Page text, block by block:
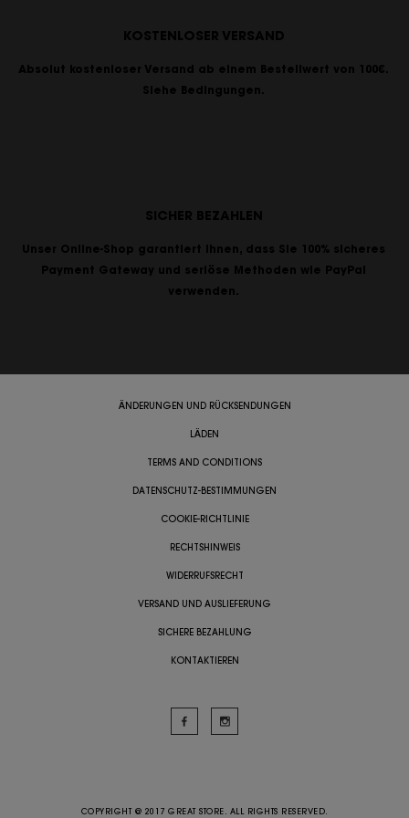
KOSTENLOSER VERSAND
Absolut kostenloser Versand ab einem Bestellwert von 100€.
Siehe Bedingungen.
SICHER BEZAHLEN
Unser Online-Shop garantiert Ihnen, dass Sie 100% sicheres
Payment Gateway und seriöse Methoden wie PayPal
verwenden.
ÄNDERUNGEN UND RÜCKSENDUNGEN
LÄDEN
TERMS AND CONDITIONS
DATENSCHUTZ-BESTIMMUNGEN
COOKIE-RICHTLINIE
RECHTSHINWEIS
WIDERRUFSRECHT
VERSAND UND AUSLIEFERUNG
SICHERE BEZAHLUNG
KONTAKTIEREN
COPYRIGHT @ 2017 GREAT STORE. ALL RIGHTS RESERVED.